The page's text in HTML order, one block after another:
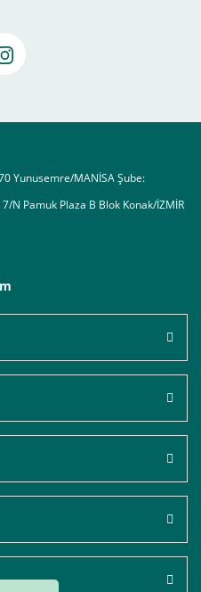
Yunusemre/MANİSA Şube:
N Pamuk Plaza B Blok Konak/İZMİR